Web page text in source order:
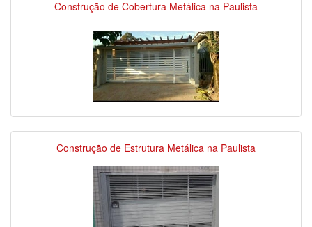
Construção de Cobertura Metálica na Paulista
Construção de Estrutura Metálica na Paulista